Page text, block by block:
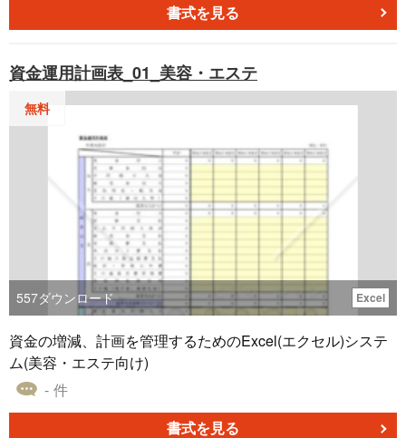
のテンプレートは、視認性を高め、情報をクリアに伝える
デザインに焦点を当てています。価格やセール情報を分か
で、お店のアピールが向上します。 「SALE プライスカー
ド03」テンプレートは、簡単にカスタマイズ可能であり、
セールイベントや特別なプロモーションの際に重宝しま
す。商品の価格や割引率を引き立てるための理想的なツー
書式を見る
資金運用計画表_01_美容・エステ
無料
557ダウンロード Excel
資金の増減、計画を管理するためのExcel(エクセル)システ
ム(美容・エステ向け)
- 件
書式を見る